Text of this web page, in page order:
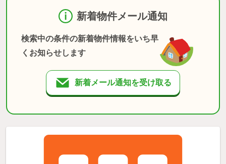
新着物件メール通知
検索中の条件の新着物件情報をいち早
くお知らせします
新着メール通知を受け取る